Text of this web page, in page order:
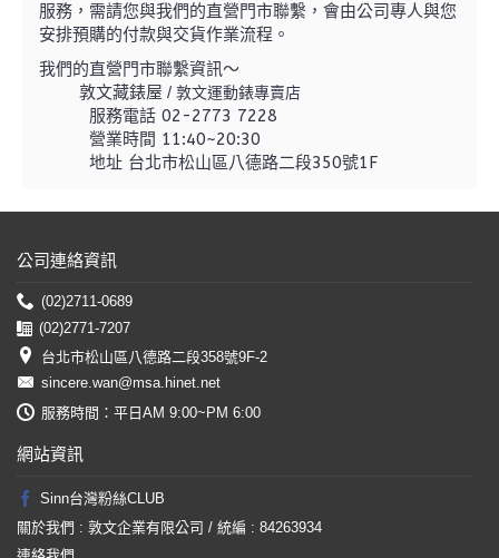
服務，需請您與我們的直營門市聯繫， 會由公司專人與您
安排預購的付款與交貨作業流程。
我們的直營門市聯繫資訊～
敦文藏錶屋 / 敦文運動錶專賣店
服務電話 02-2773 7228
營業時間 11:40~20:30
地址 台北市松山區八德路二段350號1F
公司連絡資訊
(02)2711-0689
(02)2771-7207
台北市松山區八德路二段358號9F-2
sincere.wan@msa.hinet.net
服務時間：平日AM 9:00~PM 6:00
網站資訊
Sinn台灣粉絲CLUB
關於我們 : 敦文企業有限公司 / 統編 : 84263934